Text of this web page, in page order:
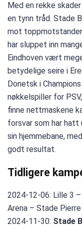
Med en rekke
en tynn tråd. Stade
mot
har sluppet inn
Eindhoven vært
betydelige seire i
Donetsk i
nøkkelspiller for
finne nettmaskene
forsvar som har
sin hjemmebane,
godt resultat.
Tidligere
2024-12-06: Lille 3 –
Arena – Stade
2024-11-30: Stade